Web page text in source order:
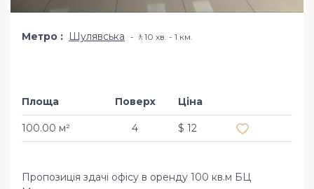
Метро Шулявська 🚶10 хв. - 1 км.
Площа
100.00 м²
Поверх
4
Ціна
$ 12
Пропозиція здачі офісу в оренду 100 кв.м БЦ